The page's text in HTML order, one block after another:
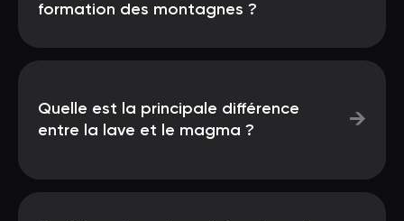
formation des montagnes ?
Quelle est la principale différence
entre la lave et le magma ?
→